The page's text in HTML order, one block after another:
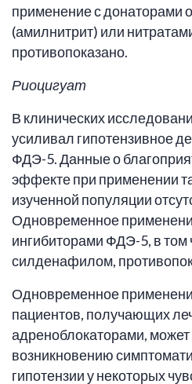
применение с донаторами
(амилнитрит) или
противопоказано.
Риоцигуат
В клинических
усиливал гипотензивное
ФДЭ-5. Данные о
эффекте при применении
изученной популяции
Одновременное
ингибиторами ФДЭ-5, в том
силденафилом,
Одновременное
пациентов, получающих
адреноблокаторами, может
возникновению
гипотензии у некоторых